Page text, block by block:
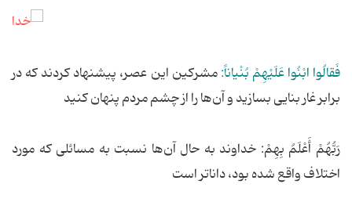
فَقالُوا ابْنُوا عَلَیْهِمْ بُنْیاناً:مشرکین این عصر، پیشنهاد کردند که در
برابر غار بنایی بسازید و آن‌ها را از چشم مردم پنهان کنید
رَبُّهُمْ أَعْلَمُ بِهِمْ: خداوند به حال آن‌ها نسبت به مسائلی که مورد
اختلاف واقع شده بود، داناتر است